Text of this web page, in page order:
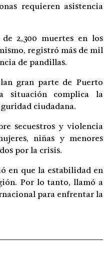
requieren asistencia
2,300 muertes en los
registró más de mil
de pandillas.
gran parte de Puerto
situación complica la
ciudadana.
secuestros y violencia
niñas y menores
por la crisis.
en que la estabilidad en
Por lo tanto, llamó a
para enfrentar la